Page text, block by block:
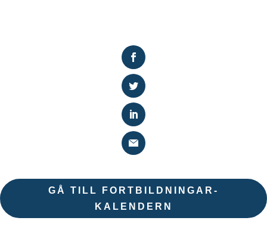
GÅ TILL FORTBILDNINGAR-
KALENDERN